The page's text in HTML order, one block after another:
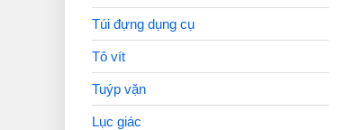
Túi đựng dụng cụ
Tô vít
Tuýp vặn
Lục giác